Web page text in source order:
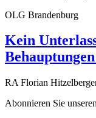
OLG Brandenburg
Kein
RA Florian
Abonnieren Sie